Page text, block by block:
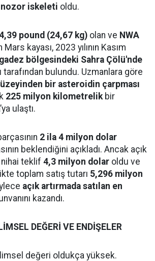
iskeleti oldu.
pound (24,67 kg) olan ve NWA
Mars kayası, 2023 yılının Kasım
bölgesindeki Sahra Çölü'nde
tarafından bulundu. Uzmanlara göre
bir asteroidin çarpması
225 milyon kilometrelikbir
ulaştı.
2 ila 4 milyon dolar
beklendiğini açıkladı. Ancak açık
nihai teklif 4,3 milyon dolar oldu ve
toplam satış tutarı 5,296 milyon
açık artırmada satılan en
kazandı.
DEĞERİ VE ENDİŞELER
değeri oldukça yüksek.